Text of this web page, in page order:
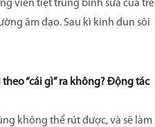
viên tiệt trùng bình sữa của trẻ
âm đạo. Sau kì kinh đun sôi
“cái gì” ra không? Động tác
không thể rút được, và sẽ làm